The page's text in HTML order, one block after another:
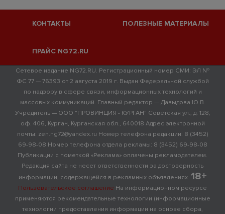
КОНТАКТЫ ПОЛЕЗНЫЕ МАТЕРИАЛЫ
ПРАЙС NG72.RU
Сетевое издание NG72.RU. Регистрационный номер СМИ: ЭЛ №
ФС 77 — 76393 от 2 августа 2019 г. Выдан Федеральной службой
по надзору в сфере связи, информационных технологий и
массовых коммуникаций. Главный редактор — Давыдова Ю.В.
Учредитель — ООО "ПРОВИНЦИЯ - КУРГАН" Советская ул., д. 128,
оф. 406, Курган, Курганская обл., 640018 Адрес электронной
почты: zen.ng72@yandex.ru Номер телефона редакции: 8 (3452)
69-98-08 Номер телефона отдела рекламы: 8 (3452) 69-98-08
Публикации с пометкой «Реклама» оплачены рекламодателем.
Редакция сайта не несет ответственности за достоверность
информации, содержащейся в рекламных объявлениях. 18+
Пользовательское соглашение На информационном ресурсе
применяются рекомендательные технологии (информационные
технологии предоставления информации на основе сбора,